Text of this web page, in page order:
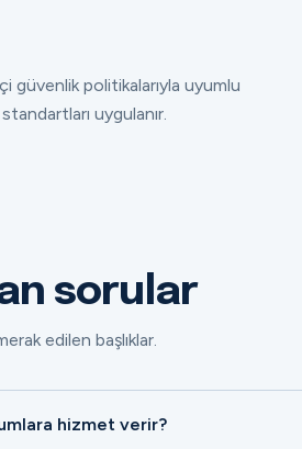
güvenlik politikalarıyla uyumlu
uygulanır.
sorular
edilen başlıklar.
hizmet verir?